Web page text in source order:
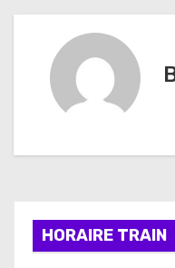
i
o
nHORAIRE TRAIN